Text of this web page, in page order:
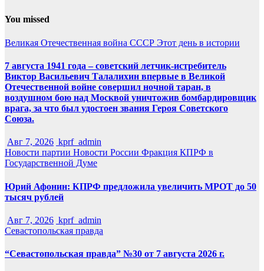
You missed
Великая Отечественная война СССР Этот день в истории
7 августа 1941 года – советский летчик-истребитель
Виктор Васильевич Талалихин впервые в Великой
Отечественной войне совершил ночной таран, в
воздушном бою над Москвой уничтожив бомбардировщик
врага, за что был удостоен звания Героя Советского
Союза.
Авг 7, 2026 kprf_admin
Новости партии Новости России Фракция КПРФ в
Государственной Думе
Юрий Афонин: КПРФ предложила увеличить МРОТ до 50
тысяч рублей
Авг 7, 2026 kprf_admin
Севастопольская правда
“Севастопольская правда” №30 от 7 августа 2026 г.